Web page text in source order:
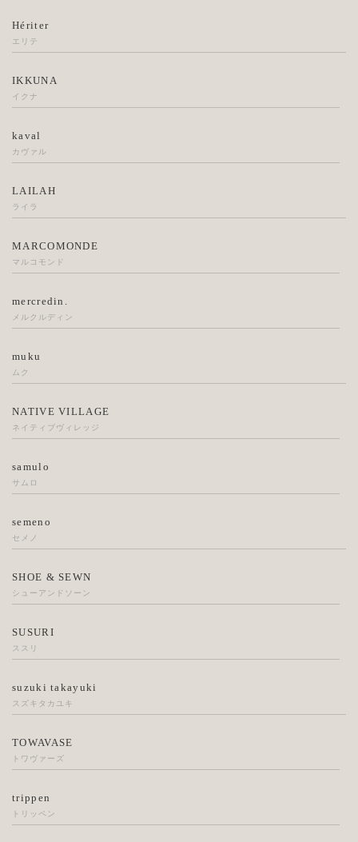
Hériter
エリテ
IKKUNA
イクナ
kaval
カヴァル
LAILAH
ライラ
MARCOMONDE
マルコモンド
mercredin.
メルクルディン
muku
ムク
NATIVE VILLAGE
ネイティブヴィレッジ
samulo
サムロ
semeno
セメノ
SHOE & SEWN
シューアンドソーン
SUSURI
ススリ
suzuki takayuki
スズキタカユキ
TOWAVASE
トワヴァーズ
trippen
トリッペン